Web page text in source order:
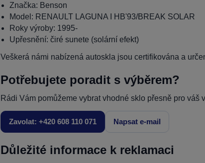
Značka: Benson
Model: RENAULT LAGUNA I HB'93/BREAK SOLAR
Roky výroby: 1995-
Upřesnění: čiré sunete (solární efekt)
Veškerá námi nabízená autoskla jsou certifikována a
Potřebujete poradit s výběrem?
Rádi Vám pomůžeme vybrat vhodné sklo přesně pro váš
Zavolat: +420 608 110 071 Napsat e-mail
Důležité informace k reklamaci